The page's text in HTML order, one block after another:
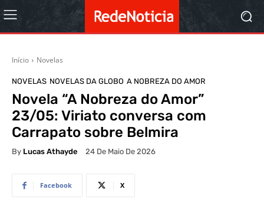
Início Novelas
NOVELAS NOVELAS DA GLOBO A NOBREZA DO AMOR
Novela “A Nobreza do Amor”
23/05: Viriato conversa com
Carrapato sobre Belmira
By Lucas Athayde 24 De Maio De 2026
Facebook X